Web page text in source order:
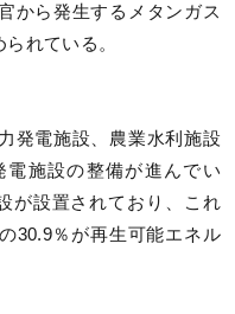
から発生するメタンガス
れている。
発電施設、農業水利施設
施設の整備が進んでい
が設置されており、これ
30.9％が再生可能エネル